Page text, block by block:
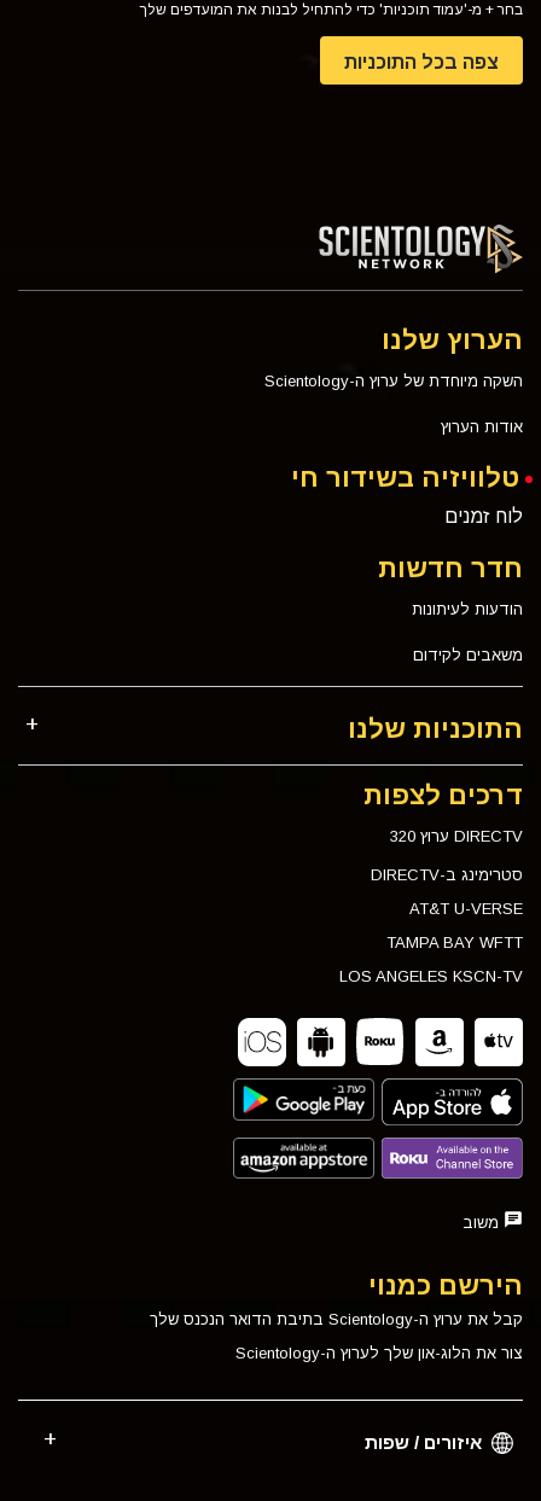
בחר + מ-'עמוד תוכניות' כדי להתחיל לבנות את המועדפים שלך
צפה בכל התוכניות
הערוץ שלנו
השקה מיוחדת של ערוץ ה-Scientology
אודות הערוץ
טלוויזיה בשידור חי
לוח זמנים
חדר חדשות
הודעות לעיתונות
משאבים לקידום
התוכניות שלנו
דרכים לצפות
DIRECTV ערוץ 320
סטרימינג ב-DIRECTV
AT&T U-VERSE
TAMPA BAY WFTT
LOS ANGELES KSCN-TV
משוב
הירשם כמנוי
קבל את ערוץ ה-Scientology בתיבת הדואר הנכנס שלך
צור את הלוג-און שלך לערוץ ה-Scientology
איזורים / שפות